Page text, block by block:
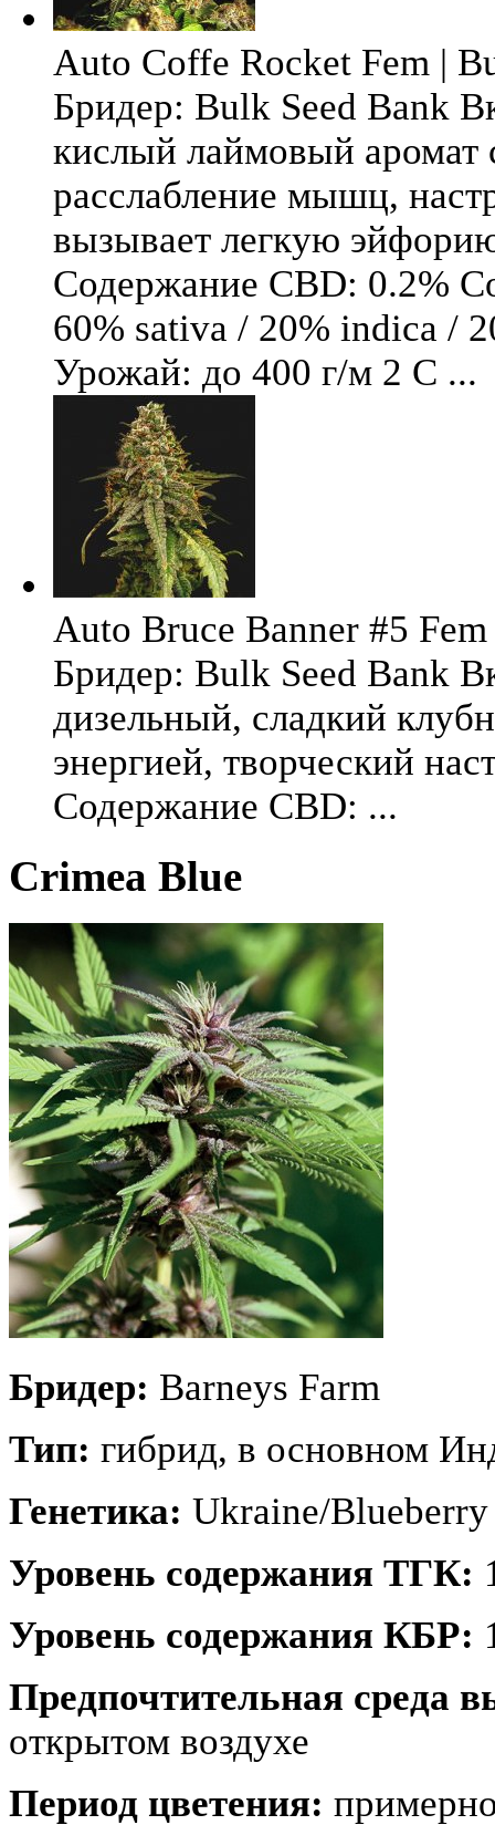
Auto Coffe Rocket Fem |
Бридер: Bulk Seed Bank
кислый лаймовый аромат
расслабление мышц,
вызывает легкую
Содержание CBD: 0.2%
60% sativa / 20% indica /
Урожай: до 400 г/м 2 С ...
Auto Bruce Banner #5
Бридер: Bulk Seed Bank
дизельный, сладкий
энергией, творческий
Содержание CBD: ...
Crimea Blue
Бридер: Barneys Farm
Тип: гибрид, в основном
Генетика: Ukraine/Blueberry
Уровень содержания ТГК:
Уровень содержания КБР:
Предпочтительная среда
открытом воздухе
Период цветения: